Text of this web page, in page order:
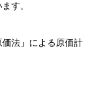
す。
価法」による原価計